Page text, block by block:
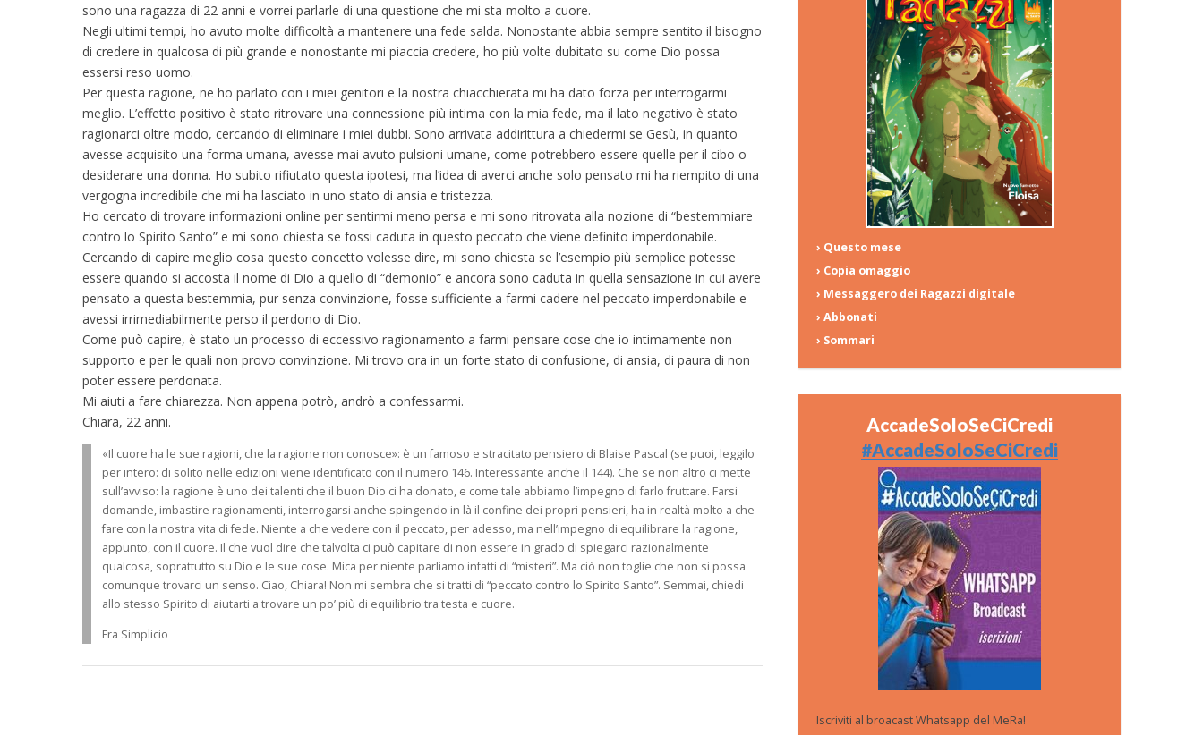
sono una ragazza di 22 anni e vorrei parlarle di una questione che mi sta molto a cuore.
Negli ultimi tempi, ho avuto molte difficoltà a mantenere una fede salda. Nonostante abbia sempre sentito il bisogno
di credere in qualcosa di più grande e nonostante mi piaccia credere, ho più volte dubitato su come Dio possa
essersi reso uomo.
Per questa ragione, ne ho parlato con i miei genitori e la nostra chiacchierata mi ha dato forza per interrogarmi
meglio. L’effetto positivo è stato ritrovare una connessione più intima con la mia fede, ma il lato negativo è stato
ragionarci oltre modo, cercando di eliminare i miei dubbi. Sono arrivata addirittura a chiedermi se Gesù, in quanto
avesse acquisito una forma umana, avesse mai avuto pulsioni umane, come potrebbero essere quelle per il cibo o
desiderare una donna. Ho subito rifiutato questa ipotesi, ma l’idea di averci anche solo pensato mi ha riempito di una
vergogna incredibile che mi ha lasciato in uno stato di ansia e tristezza.
Ho cercato di trovare informazioni online per sentirmi meno persa e mi sono ritrovata alla nozione di “bestemmiare
contro lo Spirito Santo” e mi sono chiesta se fossi caduta in questo peccato che viene definito imperdonabile.
Cercando di capire meglio cosa questo concetto volesse dire, mi sono chiesta se l’esempio più semplice potesse
essere quando si accosta il nome di Dio a quello di “demonio” e ancora sono caduta in quella sensazione in cui avere
pensato a questa bestemmia, pur senza convinzione, fosse sufficiente a farmi cadere nel peccato imperdonabile e
avessi irrimediabilmente perso il perdono di Dio.
Come può capire, è stato un processo di eccessivo ragionamento a farmi pensare cose che io intimamente non
supporto e per le quali non provo convinzione. Mi trovo ora in un forte stato di confusione, di ansia, di paura di non
poter essere perdonata.
Mi aiuti a fare chiarezza. Non appena potrò, andrò a confessarmi.
Chiara, 22 anni.
«Il cuore ha le sue ragioni, che la ragione non conosce»: è un famoso e stracitato pensiero di Blaise Pascal (se puoi, leggilo
per intero: di solito nelle edizioni viene identificato con il numero 146. Interessante anche il 144). Che se non altro ci mette
sull’avviso: la ragione è uno dei talenti che il buon Dio ci ha donato, e come tale abbiamo l’impegno di farlo fruttare. Farsi
domande, imbastire ragionamenti, interrogarsi anche spingendo in là il confine dei propri pensieri, ha in realtà molto a che
fare con la nostra vita di fede. Niente a che vedere con il peccato, per adesso, ma nell’impegno di equilibrare la ragione,
appunto, con il cuore. Il che vuol dire che talvolta ci può capitare di non essere in grado di spiegarci razionalmente
qualcosa, soprattutto su Dio e le sue cose. Mica per niente parliamo infatti di “misteri”. Ma ciò non toglie che non si possa
comunque trovarci un senso. Ciao, Chiara! Non mi sembra che si tratti di “peccato contro lo Spirito Santo”. Semmai, chiedi
allo stesso Spirito di aiutarti a trovare un po’ più di equilibrio tra testa e cuore.
Fra Simplicio
› Questo mese
› Copia omaggio
› Messaggero dei Ragazzi digitale
› Abbonati
› Sommari
AccadeSoloSeCiCredi
#AccadeSoloSeCiCredi
Iscriviti al broacast Whatsapp del MeRa!